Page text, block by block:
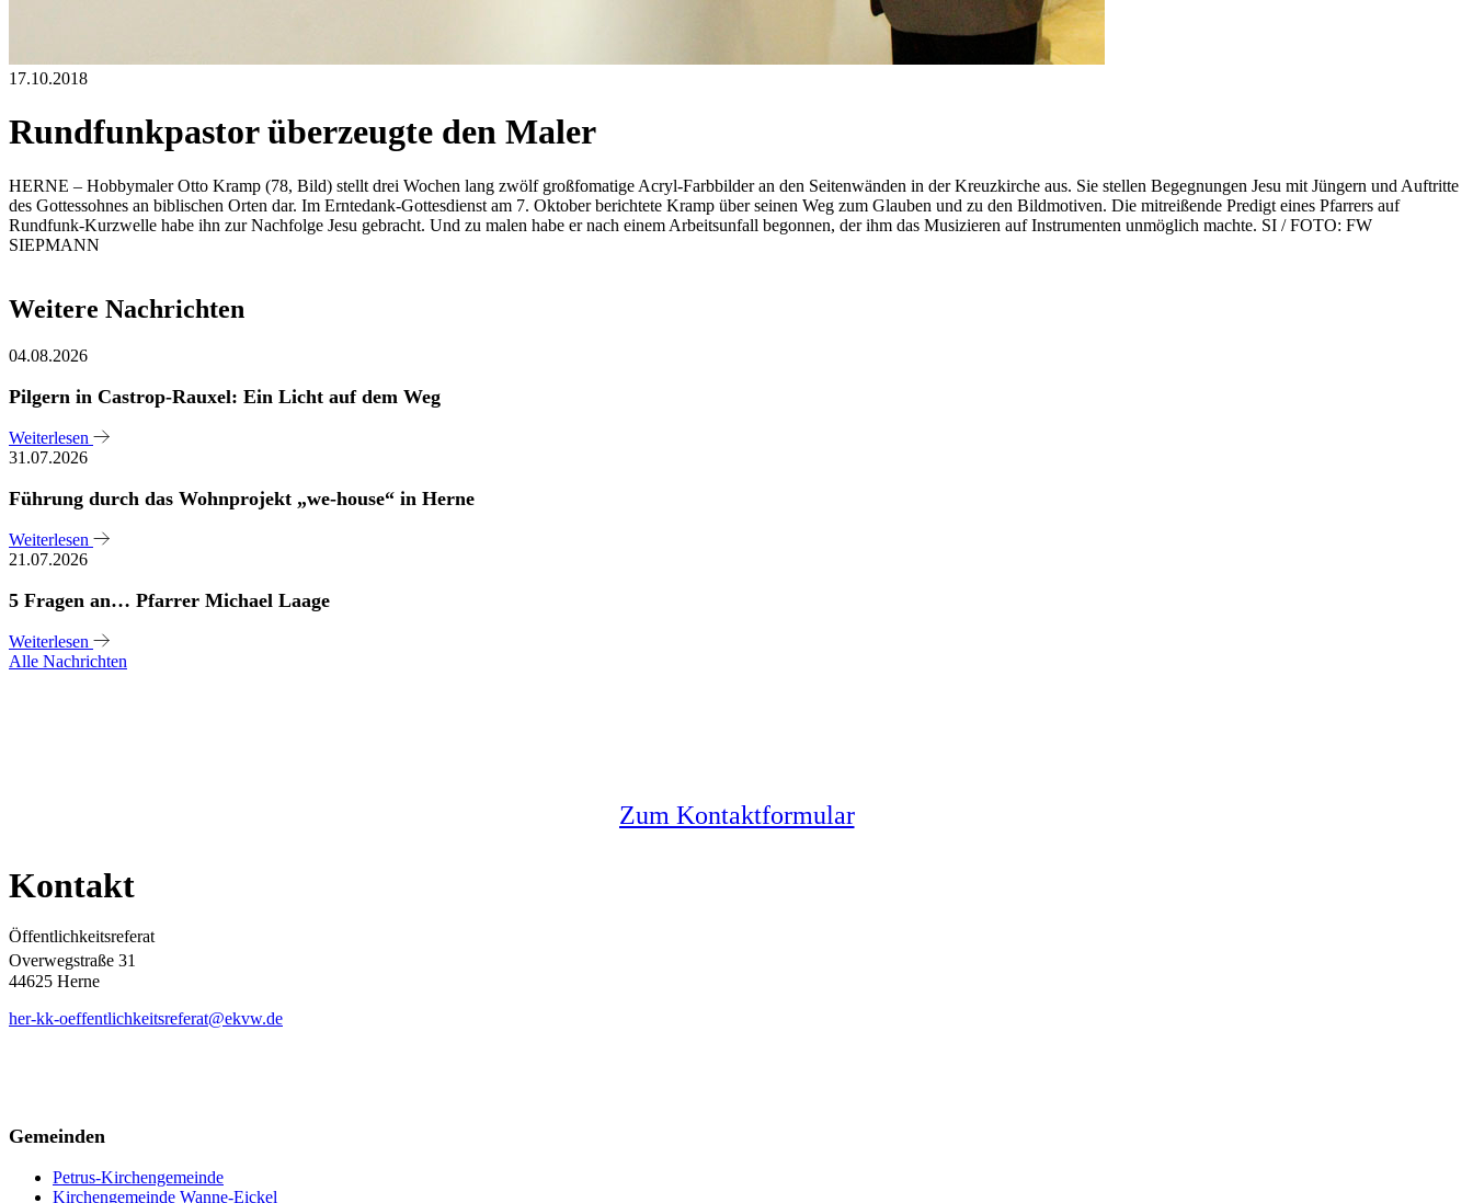
17.10.2018
Rundfunkpastor überzeugte den Maler
HERNE – Hobbymaler Otto Kramp (78, Bild) stellt drei Wochen lang zwölf großfomatige Acryl-Farbbilder an den Seitenwänden in der Kreuzkirche aus. Sie stellen Begegnungen Jesu mit Jüngern und Auftritte
des Gottessohnes an biblischen Orten dar. Im Erntedank-Gottesdienst am 7. Oktober berichtete Kramp über seinen Weg zum Glauben und zu den Bildmotiven. Die mitreißende Predigt eines Pfarrers auf
Rundfunk-Kurzwelle habe ihn zur Nachfolge Jesu gebracht. Und zu malen habe er nach einem Arbeitsunfall begonnen, der ihm das Musizieren auf Instrumenten unmöglich machte. SI / FOTO: FW
SIEPMANN
Weitere Nachrichten
04.08.2026
Pilgern in Castrop-Rauxel: Ein Licht auf dem Weg
Weiterlesen
31.07.2026
Führung durch das Wohnprojekt „we-house“ in Herne
Weiterlesen
21.07.2026
5 Fragen an… Pfarrer Michael Laage
Weiterlesen
Alle Nachrichten
Zum Kontaktformular
Kontakt
Öffentlichkeitsreferat
Overwegstraße 31
44625 Herne
her-kk-oeffentlichkeitsreferat@ekvw.de
Gemeinden
Petrus-Kirchengemeinde
Kirchengemeinde Wanne-Eickel